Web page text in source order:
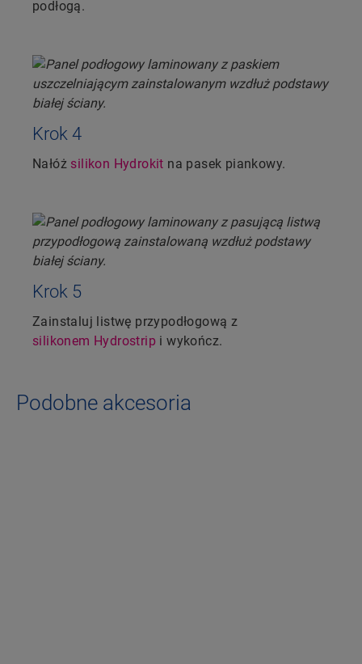
podłogą.
Krok 4
Nałóż silikon Hydrokit na pasek piankowy.
Krok 5
Zainstaluj listwę przypodłogową z
silikonem Hydrostrip i wykończ.
Podobne akcesoria